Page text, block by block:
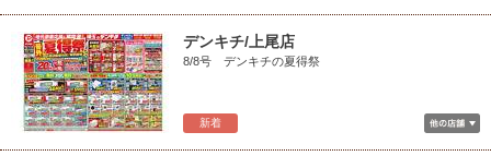
新着
デンキチ/上尾店
8/8号 デンキチの夏得祭